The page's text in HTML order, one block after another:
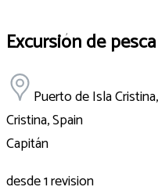
Excursión de
Puerto de Isla
Cristina, Spain
Capitán
desde 1 revision